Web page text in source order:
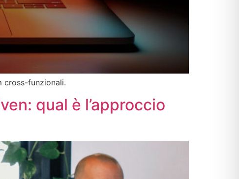
cross-funzionali.
qual è l’approccio